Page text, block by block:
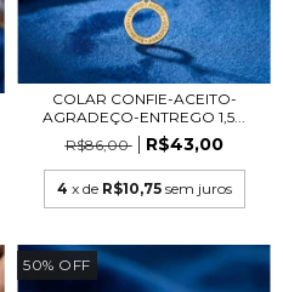
COLAR CONFIE-ACEITO-
AGRADEÇO-ENTREGO 1,5...
R$86,00
R$43,00
4 x de R$10,75 sem juros
50% OFF